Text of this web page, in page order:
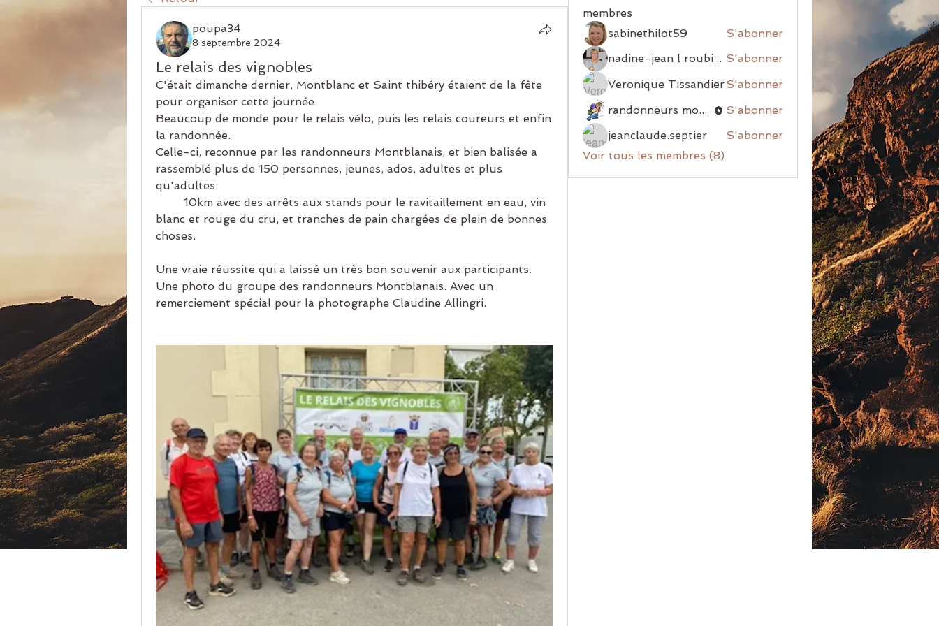
poupa34
8 septembre 2024
Le relais des vignobles
C'était dimanche dernier, Montblanc et Saint thibéry étaient de la fête
pour organiser cette journée.
Beaucoup de monde pour le relais vélo, puis les relais coureurs et enfin
la randonnée.
Celle-ci, reconnue par les randonneurs Montblanais, et bien balisée a
rassemblé plus de 150 personnes, jeunes, ados, adultes et plus
qu'adultes.
blanc et rouge du cru, et tranches de pain chargées de plein de bonnes
choses.
Une vraie réussite qui a laissé un très bon souvenir aux participants.
Une photo du groupe des randonneurs Montblanais. Avec un
remerciement spécial pour la photographe Claudine Allingri.
membres
sabinethilot59
S'abonner
nadine-jean l roubiou S'abonner
Veronique TissandierS'abonner
randonneurs montblanais
S'abonner
jeanclaude.septier
S'abonner
Voir tous les membres (8)